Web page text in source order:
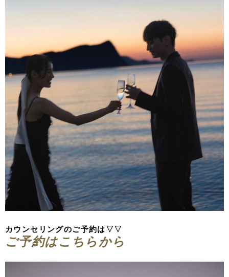
カウンセリングのご予約は▽▽
ご予約はこちらから